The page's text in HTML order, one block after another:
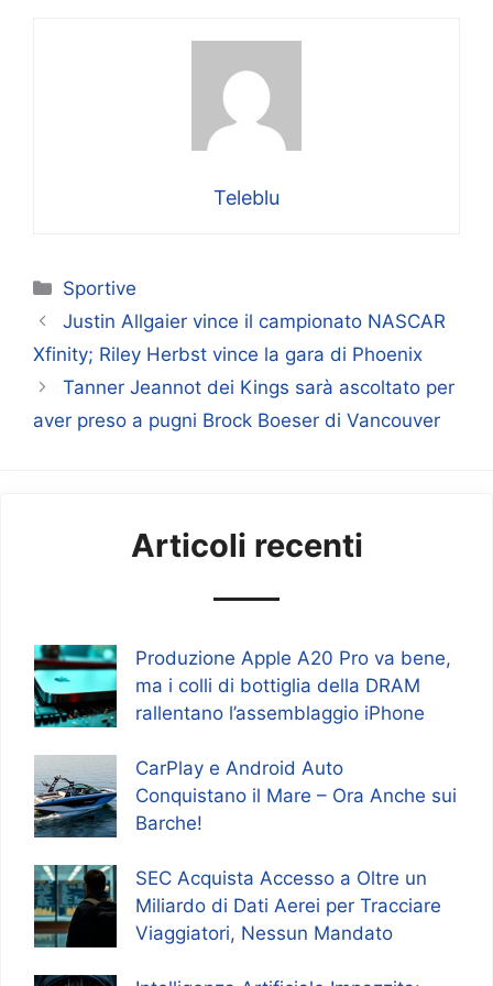
Teleblu
Categorie
Sportive
Justin Allgaier vince il campionato NASCAR
Xfinity; Riley Herbst vince la gara di Phoenix
Tanner Jeannot dei Kings sarà ascoltato per
aver preso a pugni Brock Boeser di Vancouver
Articoli recenti
Produzione Apple A20 Pro va bene,
ma i colli di bottiglia della DRAM
rallentano l’assemblaggio iPhone
CarPlay e Android Auto
Conquistano il Mare – Ora Anche sui
Barche!
SEC Acquista Accesso a Oltre un
Miliardo di Dati Aerei per Tracciare
Viaggiatori, Nessun Mandato